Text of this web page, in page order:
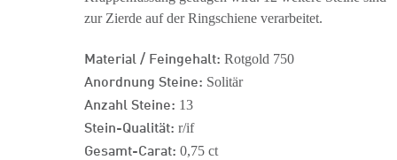
zur Zierde auf der Ringschiene verarbeitet.
Material / Feingehalt: Rotgold 750
Anordnung Steine: Solitär
Anzahl Steine: 13
Stein-Qualität: r/if
Gesamt-Carat: 0,75 ct